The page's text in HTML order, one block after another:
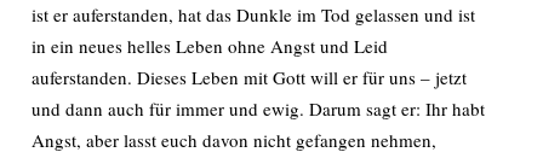
ist er auferstanden, hat das Dunkle im Tod gelassen und ist
in ein neues helles Leben ohne Angst und Leid
auferstanden. Dieses Leben mit Gott will er für uns – jetzt
und dann auch für immer und ewig. Darum sagt er: Ihr habt
Angst, aber lasst euch davon nicht gefangen nehmen,